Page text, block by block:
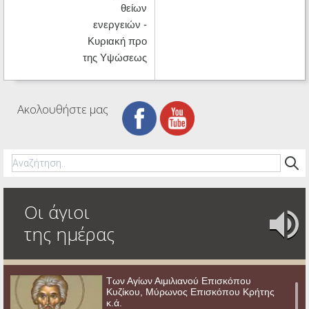
θείων
ενεργειών -
Κυριακή προ
της Υψώσεως
Ακολουθήστε μας
Οι άγιοι
της ημέρας
Των Αγίων Αιμιλιανού Επισκόπου
Κυζίκου, Μύρωνος Επισκόπου Κρήτης
κ.ά.